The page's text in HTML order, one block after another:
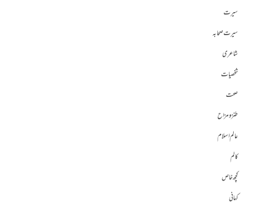
سیرت
سیرت صحابہ
شاعری
شخصیات
صحت
طنز و مزاح
عالم اسلام
کالم
کچھ خاص
کہانی